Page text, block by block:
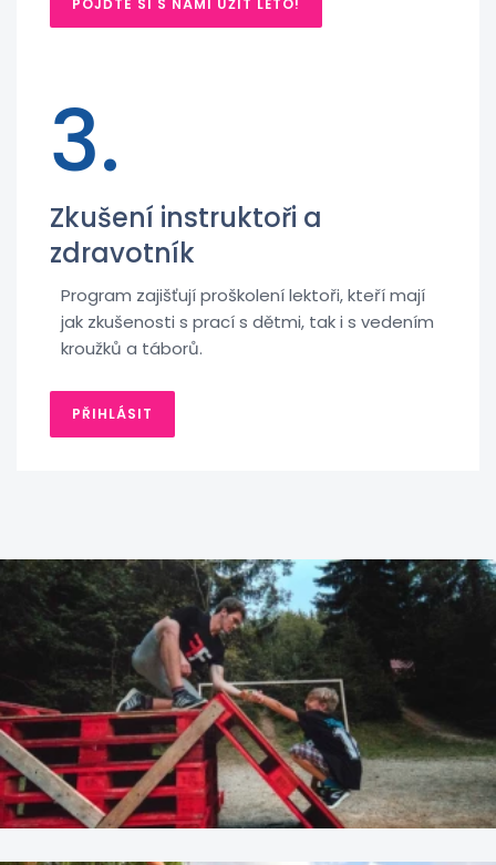
POJĎTE SI S NÁMI UŽÍT LÉTO!
3.
Zkušení instruktoři a
zdravotník
Program zajišťují proškolení lektoři, kteří mají
jak zkušenosti s prací s dětmi, tak i s vedením
kroužků a táborů.
PŘIHLÁSIT